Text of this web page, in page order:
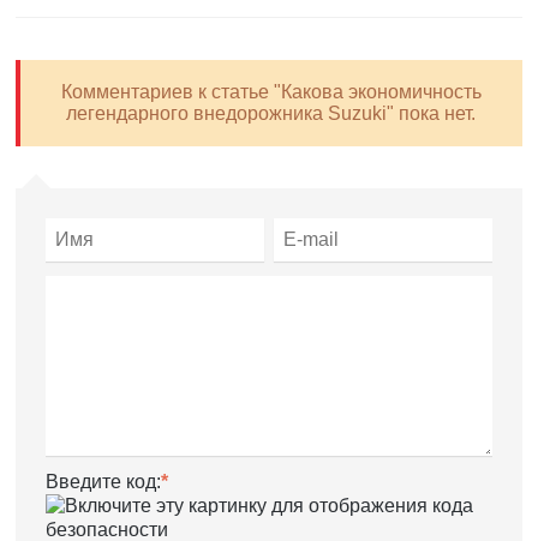
Комментариев к статье "Какова экономичность
легендарного внедорожника Suzuki" пока нет.
Введите код: